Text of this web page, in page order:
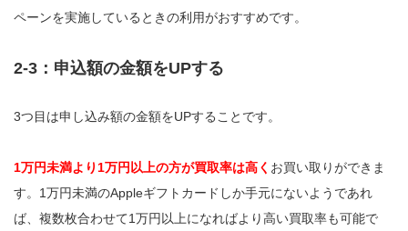
ペーンを実施しているときの利用がおすすめです。
2-3：申込額の金額をUPする
3つ目は申し込み額の金額をUPすることです。
1万円未満より1万円以上の方が買取率は高く お買い取りができま
す。1万円未満のAppleギフトカードしか手元にないようであれ
ば、複数枚合わせて1万円以上になればより高い買取率も可能で